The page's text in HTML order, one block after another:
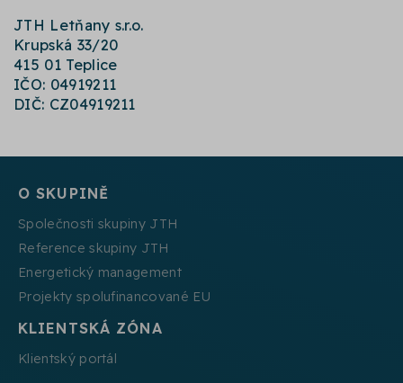
JTH Letňany s.r.o.
Krupská 33/20
415 01 Teplice
IČO: 04919211
DIČ: CZ04919211
O SKUPINĚ
Společnosti skupiny JTH
Reference skupiny JTH
Energetický management
Projekty spolufinancované EU
KLIENTSKÁ ZÓNA
Klientský portál